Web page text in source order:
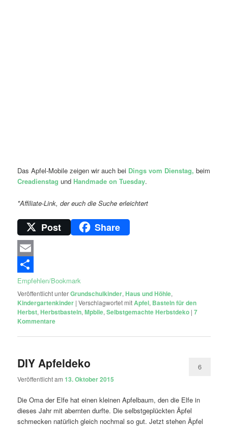
Das Apfel-Mobile zeigen wir auch bei Dings vom Dienstag,beim
Creadienstag und Handmade on Tuesday.
*Affiliate-Link, der euch die Suche erleichtert
Post Share
Email
Empfehlen/Bookmark
Veröffentlicht unterGrundschulkinder,Haus und Höhle,
Kindergartenkinder |Verschlagwortet mitApfel, Basteln für den
Herbst,Herbstbasteln,Mpbile,Selbstgemachte Herbstdeko |7
Kommentare
DIY Apfeldeko
Veröffentlicht am13. Oktober 2015
6
Die Oma der Elfe hat einen kleinen Apfelbaum, den die Elfe in
dieses Jahr mit abernten durfte. Die selbstgeplückten Äpfel
schmecken natürlich gleich nochmal so gut. Jetzt stehen Äpfel